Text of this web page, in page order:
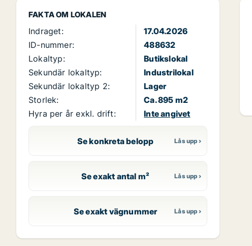
FAKTA OM LOKALEN
Indraget:
17.04.2026
ID-nummer:
488632
Lokaltyp:
Butikslokal
Sekundär lokaltyp:
Industrilokal
Sekundär lokaltyp 2:
Lager
Storlek:
Ca. 895 m2
Hyra per år exkl. drift:
Inte angivet
Se konkreta belopp
Se exakt antal m²
Se exakt vägnummer